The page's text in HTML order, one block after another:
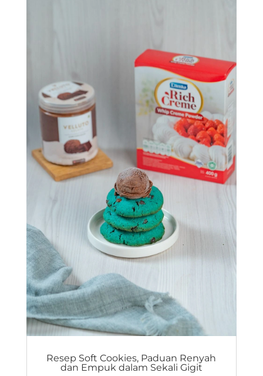
Resep Soft Cookies, Paduan Renyah
dan Empuk dalam Sekali Gigit